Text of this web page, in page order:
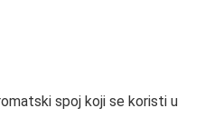
spoj koji se koristi u